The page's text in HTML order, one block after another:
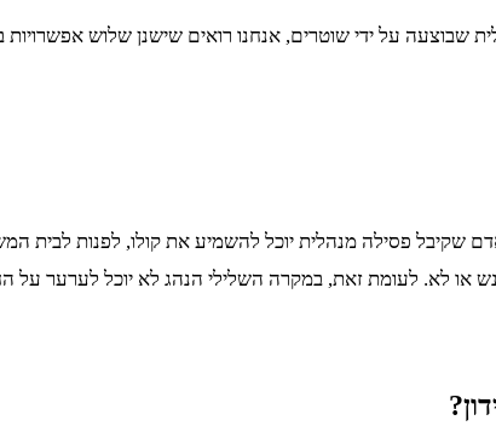
שבוצעה על ידי שוטרים, אנחנו רואים שישנן שלוש אפשרויות
שקיבל פסילה מנהלית יוכל להשמיע את קולו, לפנות לבית
או לא. לעומת זאת, במקרה השלילי הנהג לא יוכל לערער על